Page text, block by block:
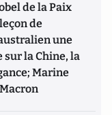
de la Paix
de
une
sur la Chine, la
Marine